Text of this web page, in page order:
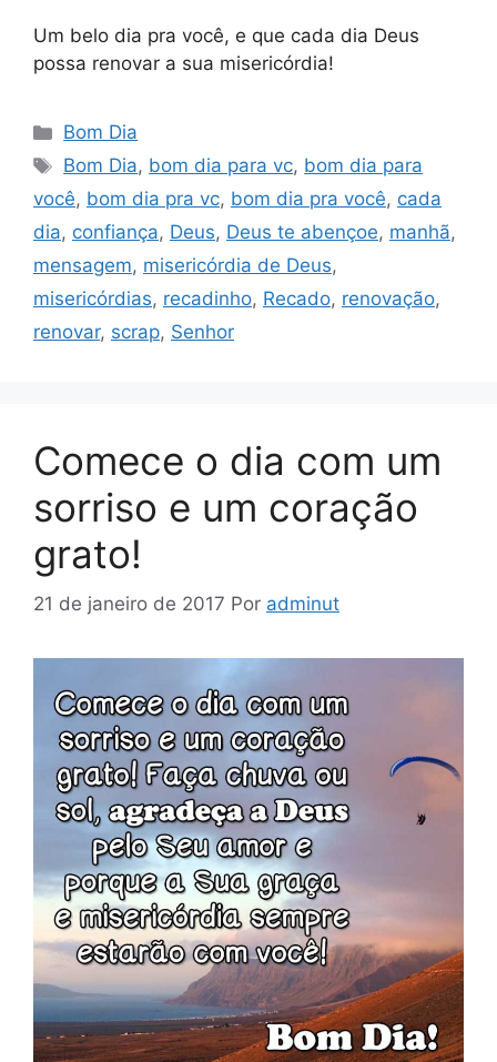
Um belo dia pra você, e que cada dia Deus
possa renovar a sua misericórdia!
Categorias
Bom Dia
Tags
Bom Dia, bom dia para vc, bom dia para
você, bom dia pra vc, bom dia pra você, cada
dia, confiança, Deus, Deus te abençoe, manhã,
mensagem, misericórdia de Deus,
misericórdias, recadinho, Recado, renovação,
renovar, scrap, Senhor
Comece o dia com um
sorriso e um coração
grato!
21 de janeiro de 2017 Por adminut